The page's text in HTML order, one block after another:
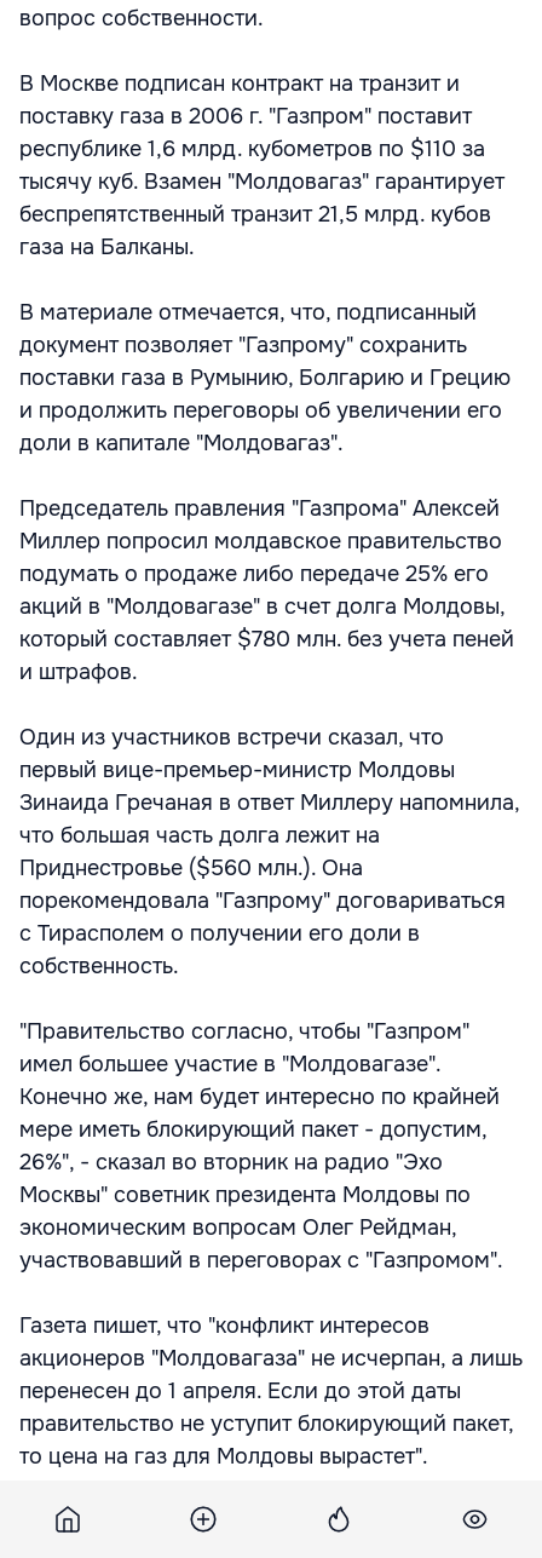
вопрос собственности.
В Москве подписан контракт на транзит и
поставку газа в 2006 г. "Газпром" поставит
республике 1,6 млрд. кубометров по $110 за
тысячу куб. Взамен "Молдовагаз" гарантирует
беспрепятственный транзит 21,5 млрд. кубов
газа на Балканы.
В материале отмечается, что, подписанный
документ позволяет "Газпрому" сохранить
поставки газа в Румынию, Болгарию и Грецию
и продолжить переговоры об увеличении его
доли в капитале "Молдовагаз".
Председатель правления "Газпрома" Алексей
Миллер попросил молдавское правительство
подумать о продаже либо передаче 25% его
акций в "Молдовагазе" в счет долга Молдовы,
который составляет $780 млн. без учета пеней
и штрафов.
Один из участников встречи сказал, что
первый вице-премьер-министр Молдовы
Зинаида Гречаная в ответ Миллеру напомнила,
что большая часть долга лежит на
Приднестровье ($560 млн.). Она
порекомендовала "Газпрому" договариваться
с Тирасполем о получении его доли в
собственность.
"Правительство согласно, чтобы "Газпром"
имел большее участие в "Молдовагазе".
Конечно же, нам будет интересно по крайней
мере иметь блокирующий пакет - допустим,
26%", - сказал во вторник на радио "Эхо
Москвы" советник президента Молдовы по
экономическим вопросам Олег Рейдман,
участвовавший в переговорах с "Газпромом".
Газета пишет, что "конфликт интересов
акционеров "Молдовагаза" не исчерпан, а лишь
перенесен до 1 апреля. Если до этой даты
правительство не уступит блокирующий пакет,
то цена на газ для Молдовы вырастет".
Пресс-секретарь Алексея Миллера Сергей